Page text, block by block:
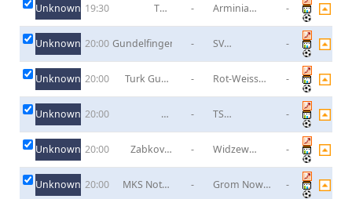
Unknown 19:30
TSG
-
Arminia
-
Unknown 20:00 Gundelfingen -
SV
-
Unknown 20:00
Turk Gucu
-
Rot-Weiss
-
Unknown 20:00
FC
-
TS
-
Unknown 20:00
Zabkovia
-
Widzew
-
Unknown 20:00
MKS Notec
-
Grom Nowy
-